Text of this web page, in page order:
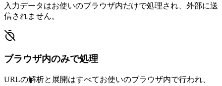
入力データはお使いのブラウザ内だけで処理され、外部に送
信されません。
ブラウザ内のみで処理
URLの解析と展開はすべてお使いのブラウザ内で行われ、